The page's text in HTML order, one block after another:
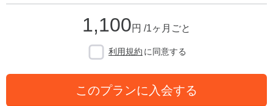
1,100円 /1ヶ月ごと
利用規約 に同意する
このプランに入会する